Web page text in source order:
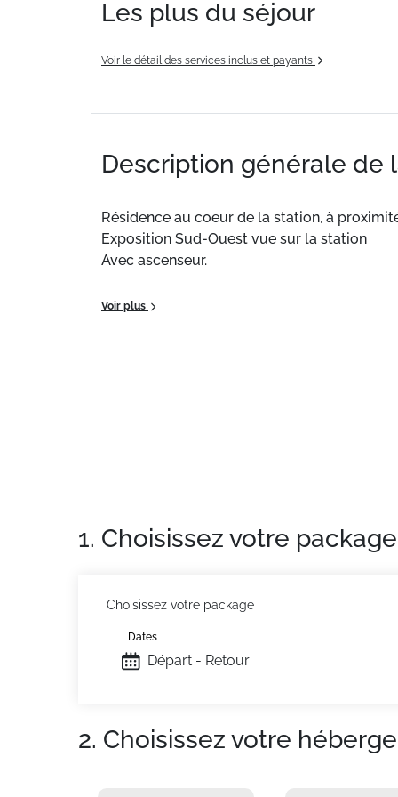
Les plus du séjour
Voir le détail des services inclus et payants
Description générale de
Résidence au coeur de la station, à
Exposition Sud-Ouest vue sur la station
Avec ascenseur.
Ce logement de 27m² bénéficie d'une
telles que la location de linge de toilette
Voir plus
1. Choisissez votre package
Choisissez votre package
Départ - Retour
Dates
2. Choisissez votre